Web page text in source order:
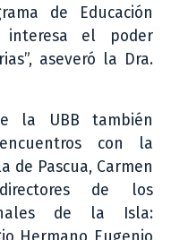
de Educación
interesa el poder
aseveró la Dra.
la UBB también
con la
de Pascua, Carmen
de los
de la Isla: